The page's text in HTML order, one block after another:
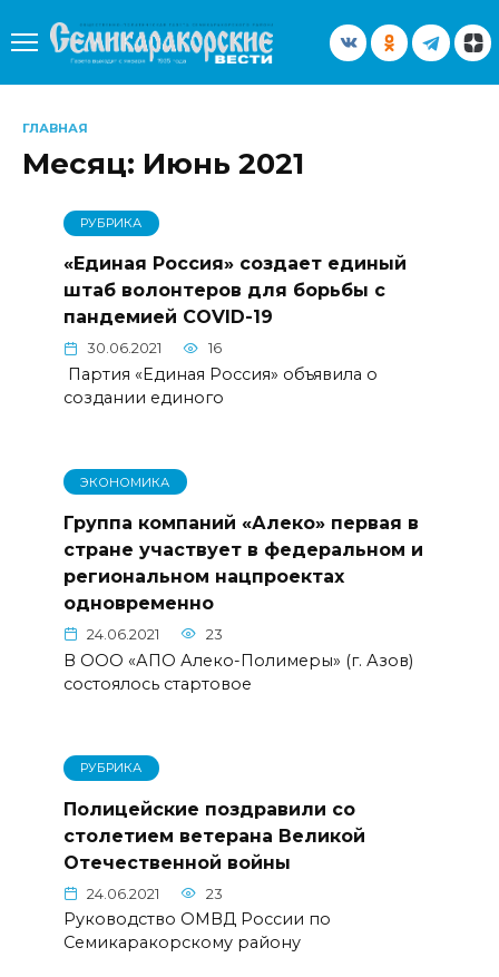
содержанию
ГЛАВНАЯ
Месяц: Июнь 2021
РУБРИКА
«Единая Россия» создает единый
штаб волонтеров для борьбы с
пандемией COVID-19
30.06.2021 16
Партия «Единая Россия» объявила о
создании единого
ЭКОНОМИКА
Группа компаний «Алеко» первая в
стране участвует в федеральном и
региональном нацпроектах
одновременно
24.06.2021 23
В ООО «АПО Алеко-Полимеры» (г. Азов)
состоялось стартовое
РУБРИКА
Полицейские поздравили со
столетием ветерана Великой
Отечественной войны
24.06.2021 23
Руководство ОМВД России по
Семикаракорскому району